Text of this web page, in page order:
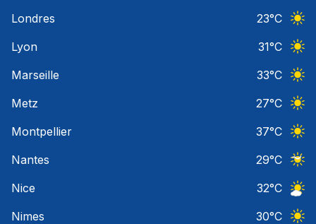
Londres
23°C
Lyon
31°C
Marseille
33°C
Metz
27°C
Montpellier
37°C
Nantes
29°C
Nice
32°C
Nimes
30°C